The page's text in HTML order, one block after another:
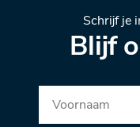
Schrijf je
Blijf